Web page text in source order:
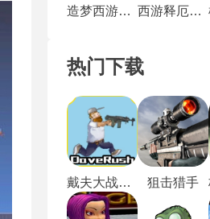
造梦西游3单机版 西游释厄传手机版
热门下载
戴夫大战僵尸m木糖m 狙击猎手